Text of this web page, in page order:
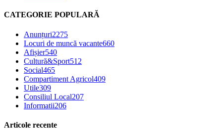
CATEGORIE POPULARĂ
Anunțuri2275
Locuri de muncă vacante660
Afișier540
Cultură&Sport512
Social465
Compartiment Agricol409
Utile309
Consiliul Local207
Informatii206
Articole recente